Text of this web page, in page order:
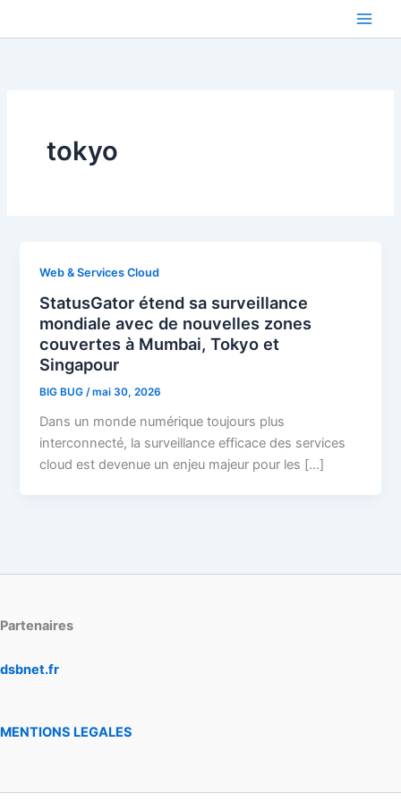
tokyo
Web & Services Cloud
StatusGator étend sa surveillance
mondiale avec de nouvelles zones
couvertes à Mumbai, Tokyo et
Singapour
BIG BUG/mai 30, 2026
Dans un monde numérique toujours plus
interconnecté, la surveillance efficace des services
cloud est devenue un enjeu majeur pour les […]
Partenaires
dsbnet.fr
MENTIONS LEGALES